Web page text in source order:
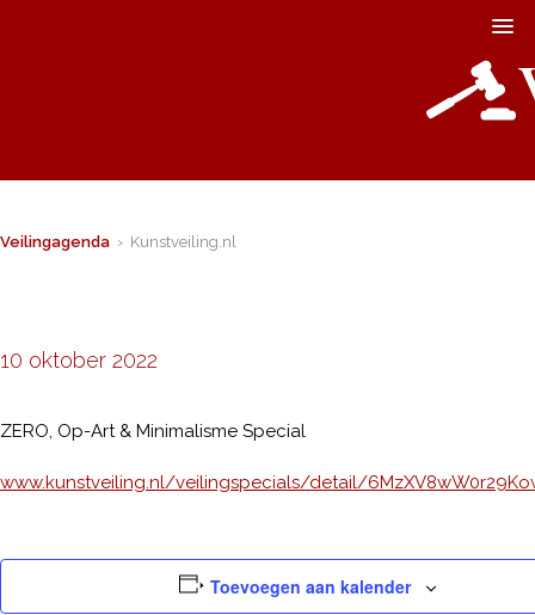
Veilingagenda › Kunstveiling.nl
10 oktober 2022
ZERO, Op-Art & Minimalisme Special
www.kunstveiling.nl/veilingspecials/detail/
Toevoegen aan kalender